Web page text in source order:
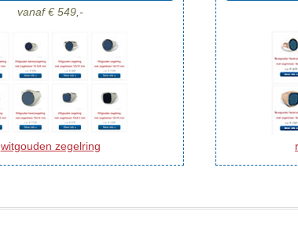
vanaf € 549,-
witgouden zegelring